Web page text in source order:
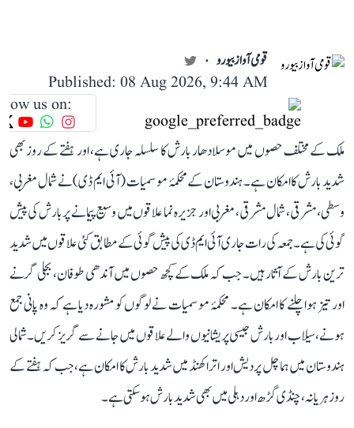
قومی آواز بیورو
Published: 08 Aug 2026, 9:44 AM
us on:
ملک کے مختلف حصوں میں موسلادھار بارش کا سلسلہ جاری ہے، اور ہفتے کے روز بھی
شدید بارش کا امکان ہے۔ ہندوستان کے محکمۂ موسمیات (آئی ایم ڈی) نے شمال مغربی،
وسطی، مشرقی، شمال مشرقی، مغربی اور جزیرہ نما علاقوں میں وسیع پیمانے پر بارش کی پیش
گوئی کی ہے۔ جمعہ کی رات جاری آئی ایم ڈی کی پیش گوئی کے مطابق کئی علاقوں میں شدید
ترین بارش کے آثار ہیں۔ جب کہ ملک کے کچھ حصوں میں آندھی طوفان، بجلی گرنے
اور تیز ہوا چلنے کا امکان ہے۔ محکمۂ موسمیات نے لوگوں کو مشورہ دیا ہے کہ وہ پانی جمع
ہونے، سیلاب اور بارش جیسی پریشانیوں والے علاقوں میں جانے سے گریز کریں۔ شمالی
ہندوستان میں ہماچل پردیش اور اتراکھنڈ میں شدید بارش کا امکان ہے، جب کہ ہفتے کے
روز ہریانہ، چنڈی گڑھ اور دہلی میں بھی شدید بارش ہوسکتی ہے۔